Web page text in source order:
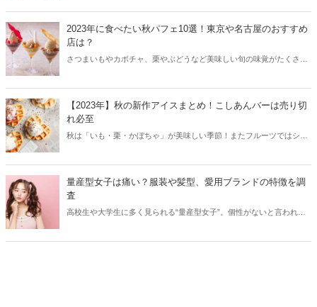
2023年に食べたい秋パフェ10選！東京や名古屋のおすすめ
店は？
さつまいもやカボチャ、栗やぶどうなど美味しい旬の味覚がたくさん
らご紹介します！
【2023年】秋の新作アイスまとめ！こしあんバーは売り切
れ必至
秋は「いも・栗・かぼちゃ」が美味しい季節！またフルーツではシャ
量産型女子は痛い？服装や髪型、愛用ブランドの特徴を調
査
高校生や大学生に多く見られる“量産型女子”。個性がないと言われて